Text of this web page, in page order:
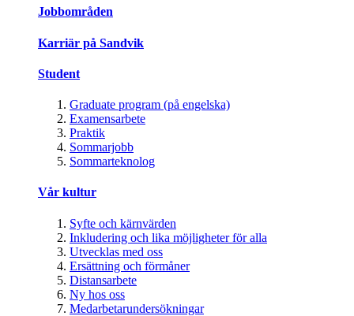
Jobbområden
Karriär på Sandvik
Student
Graduate program (på engelska)
Examensarbete
Praktik
Sommarjobb
Sommarteknolog
Vår kultur
Syfte och kärnvärden
Inkludering och lika möjligheter för alla
Utvecklas med oss
Ersättning och förmåner
Distansarbete
Ny hos oss
Medarbetarundersökningar